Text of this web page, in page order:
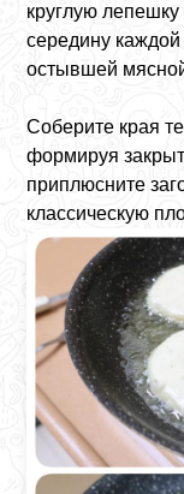
круглую
середину
остывшей
Соберите края
формируя
приплюсните
классическую